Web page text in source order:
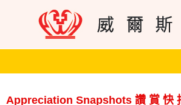
Appreciation Snapshots 讚 賞 快